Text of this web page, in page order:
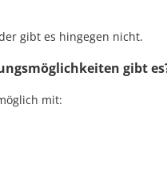
gibt es hingegen nicht.
gibt
mit: